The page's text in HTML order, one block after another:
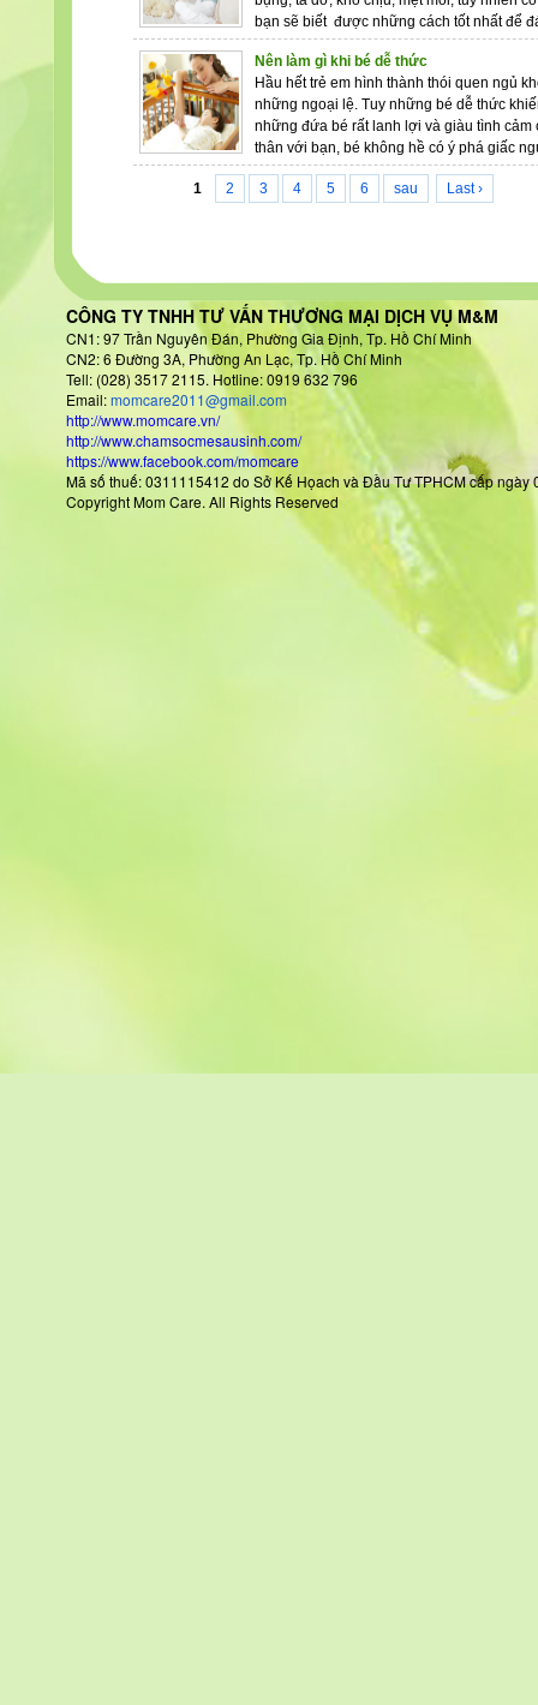
bạn sẽ biết được những cách tốt nhất để
Nên làm gì khi bé dễ thức
Hầu hết trẻ em hình thành thói quen ngủ
những ngoại lệ. Tuy những bé dễ thức
những đứa bé rất lanh lợi và giàu tình
thân với bạn, bé không hề có ý phá giấc
1 2 3 4 5 6 sau Last ›
CÔNG TY TNHH TƯ VẤN THƯƠNG MẠI DỊCH VỤ M&M
CN1: 97 Trần Nguyên Đán, Phường Gia Định, Tp. Hồ Chí Minh
CN2: 6 Đường 3A, Phường An Lạc, Tp. Hồ Chí Minh
Tell: (028) 3517 2115. Hotline: 0919 632 796
Email:momcare2011@gmail.com
http://www.momcare.vn/
http://www.chamsocmesausinh.com/
https://www.facebook.com/momcare
Mã số thuế: 0311115412 do Sở Kế Họach và Đầu Tư TPHCM
Copyright Mom Care. All Rights Reserved